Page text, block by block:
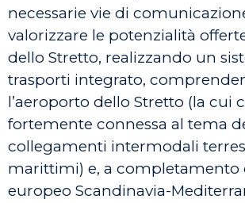
necessarie vie di
valorizzare le potenzialità
dello Stretto, realizzando un
trasporti integrato,
l’aeroporto dello Stretto (la cui
fortemente connessa al tema
collegamenti intermodali
marittimi) e, a completamento
europeo Scandinavia-